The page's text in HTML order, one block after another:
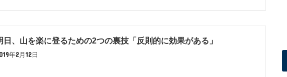
日、山を楽に登るための2つの裏技「反則的に効果がある」
年2月12日